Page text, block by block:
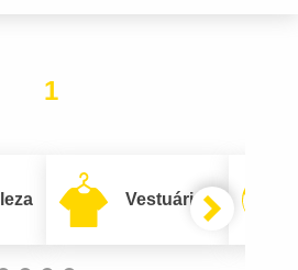
1
Vestuário